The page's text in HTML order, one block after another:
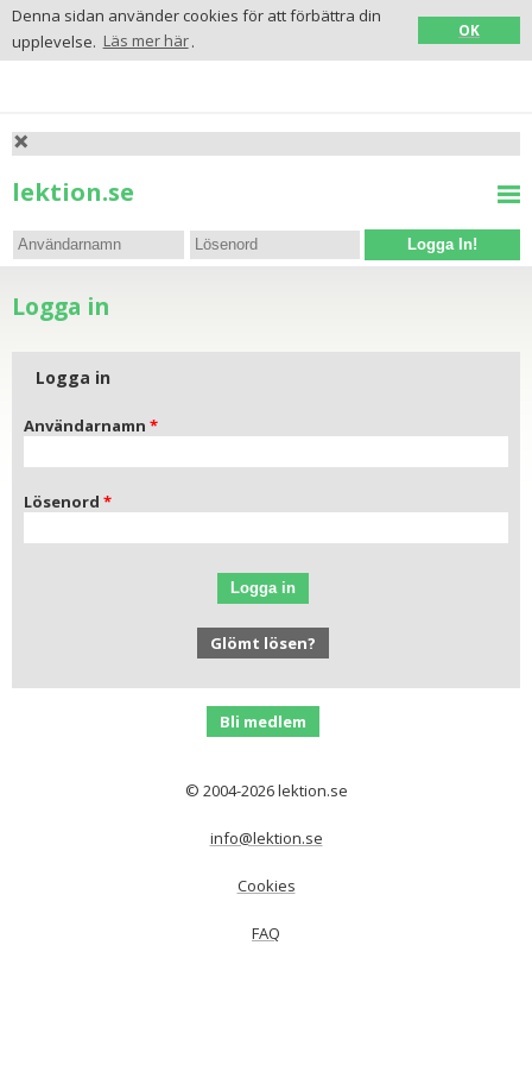
Denna sidan använder cookies för att förbättra din
upplevelse. Läs mer här.
OK
lektion.se
Logga In!
Logga in
Logga in
Användarnamn
Lösenord
Logga in
Glömt lösen?
Bli medlem
© 2004-2026 lektion.se
info@lektion.se
Cookies
FAQ